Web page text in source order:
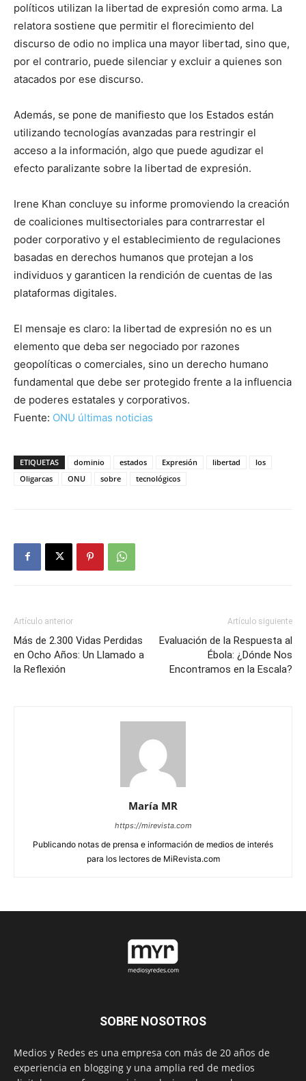
políticos utilizan la libertad de expresión como arma. La
relatora sostiene que permitir el florecimiento del
discurso de odio no implica una mayor libertad, sino que,
por el contrario, puede silenciar y excluir a quienes son
atacados por ese discurso.
Además, se pone de manifiesto que los Estados están
utilizando tecnologías avanzadas para restringir el
acceso a la información, algo que puede agudizar el
efecto paralizante sobre la libertad de expresión.
Irene Khan concluye su informe promoviendo la creación
de coaliciones multisectoriales para contrarrestar el
poder corporativo y el establecimiento de regulaciones
basadas en derechos humanos que protejan a los
individuos y garanticen la rendición de cuentas de las
plataformas digitales.
El mensaje es claro: la libertad de expresión no es un
elemento que deba ser negociado por razones
geopolíticas o comerciales, sino un derecho humano
fundamental que debe ser protegido frente a la influencia
de poderes estatales y corporativos.
Fuente: ONU últimas noticias
ETIQUETAS dominio estados Expresión libertad
los
Oligarcas
ONU sobre tecnológicos
Artículo anterior
Más de 2.300 Vidas Perdidas
en Ocho Años: Un Llamado a
la Reflexión
Artículo siguiente
Evaluación de la Respuesta al
Ébola: ¿Dónde Nos
Encontramos en la Escala?
María MR
https://mirevista.com
Publicando notas de prensa e información de medios de interés
para los lectores de MiRevista.com
SOBRE NOSOTROS
Medios y Redes es una empresa con más de 20 años de
experiencia en blogging y una amplia red de medios